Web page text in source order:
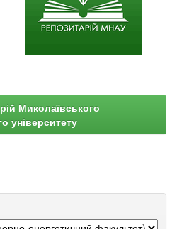
Миколаївського
університету